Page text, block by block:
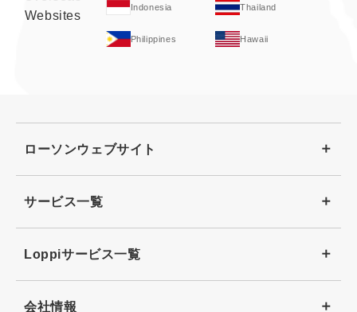
Websites
Indonesia Thailand
Philippines Hawaii
ローソンウェブサイト
サービス一覧
Loppiサービス一覧
会社情報